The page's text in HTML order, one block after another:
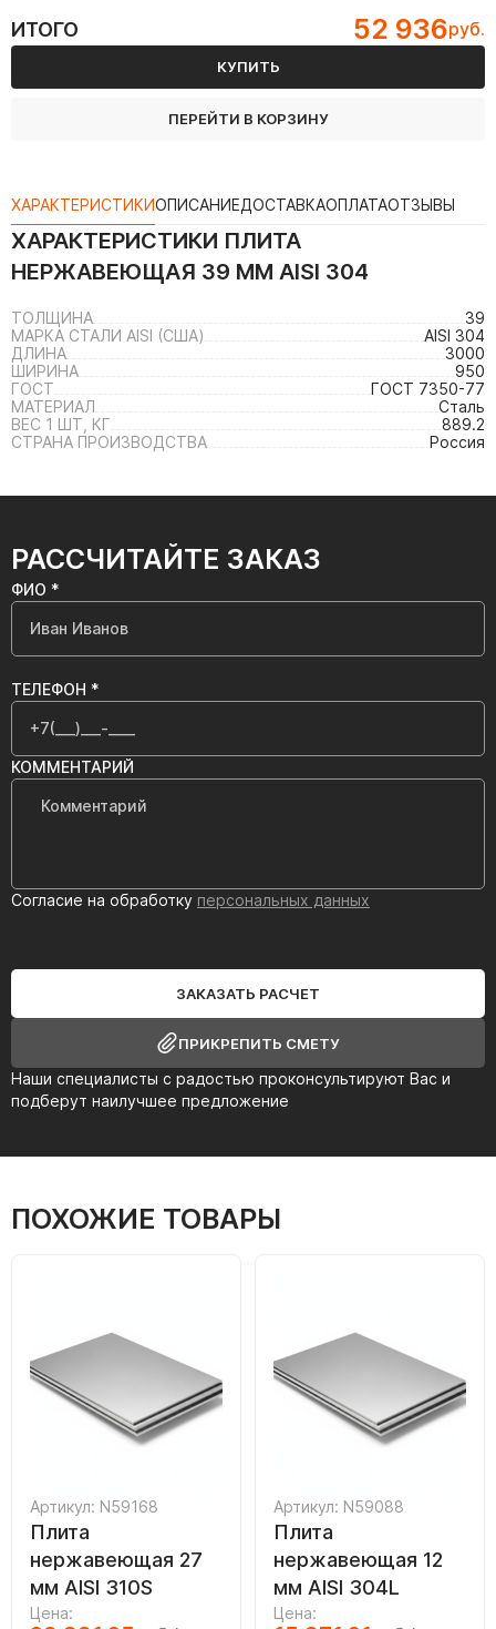
ИТОГО 52 936руб.
КУПИТЬ
ПЕРЕЙТИ В КОРЗИНУ
ХАРАКТЕРИСТИКИОПИСАНИЕДОСТАВКАОПЛАТАОТЗЫВЫ
ХАРАКТЕРИСТИКИ ПЛИТА
НЕРЖАВЕЮЩАЯ 39 ММ AISI 304
ТОЛЩИНА
39
МАРКА СТАЛИ AISI (США)
AISI 304
ДЛИНА
3000
ШИРИНА
950
ГОСТ
ГОСТ 7350-77
МАТЕРИАЛ
Сталь
ВЕС 1 ШТ, КГ
889.2
СТРАНА ПРОИЗВОДСТВА
Россия
РАССЧИТАЙТЕ ЗАКАЗ
Наши специалисты с радостью проконсультируют Вас и
подберут наилучшее предложение
ФИО *
ТЕЛЕФОН *
КОММЕНТАРИЙ
Согласие на обработку персональных данных
ЗАКАЗАТЬ РАСЧЕТ
ПРИКРЕПИТЬ СМЕТУ
ПОХОЖИЕ ТОВАРЫ
Артикул: N59168
Плита
нержавеющая 27
мм AISI 310S
Цена:
Артикул: N59088
Плита
нержавеющая 12
мм AISI 304L
Цена: